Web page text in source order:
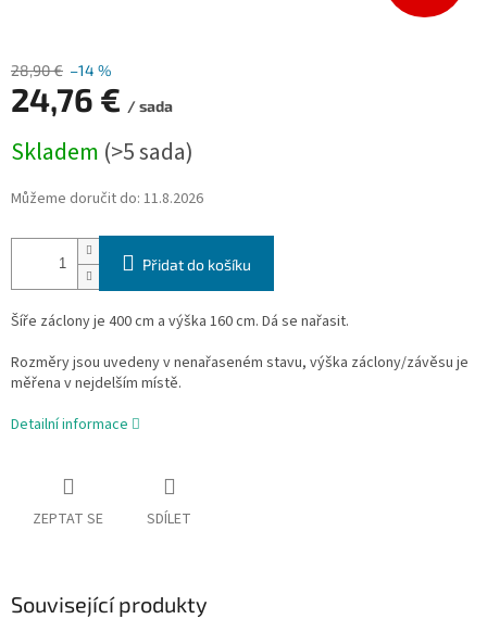
28,90 € –14 %
24,76 € / sada
cena:
Skladem (>5 sada)
Můžeme doručit do: 11.8.2026
Přidat do košíku
Šíře záclony je 400 cm a výška 160 cm. Dá se nařasit.
Rozměry jsou uvedeny v nenařaseném stavu, výška záclony/závěsu je
měřena v nejdelším místě.
Detailní informace
ZEPTAT SE SDÍLET
Související produkty